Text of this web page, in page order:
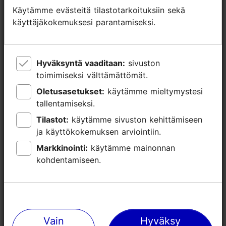
Käytämme evästeitä tilastotarkoituksiin sekä
käyttäjäkokemuksesi parantamiseksi.
Hyväksyntä vaaditaan:
toimimiseksi välttämättömät.
Oletusasetukset:
tallentamiseksi.
Tilastot:
ja käyttökokemuksen arviointiin.
Markkinointi:
kohdentamiseen.
Vain
Hyväksy
Käytämme evästeitä tilastotarkoituksiin sekä
käyttäjäkokemuksesi parantamiseksi.
Hyväksyntä vaaditaan:
toimimiseksi välttämättömät.
Oletusasetukset:
tallentamiseksi.
Tilastot:
ja käyttökokemuksen arviointiin.
Markkinointi:
kohdentamiseen.
Vain
Hyväksy